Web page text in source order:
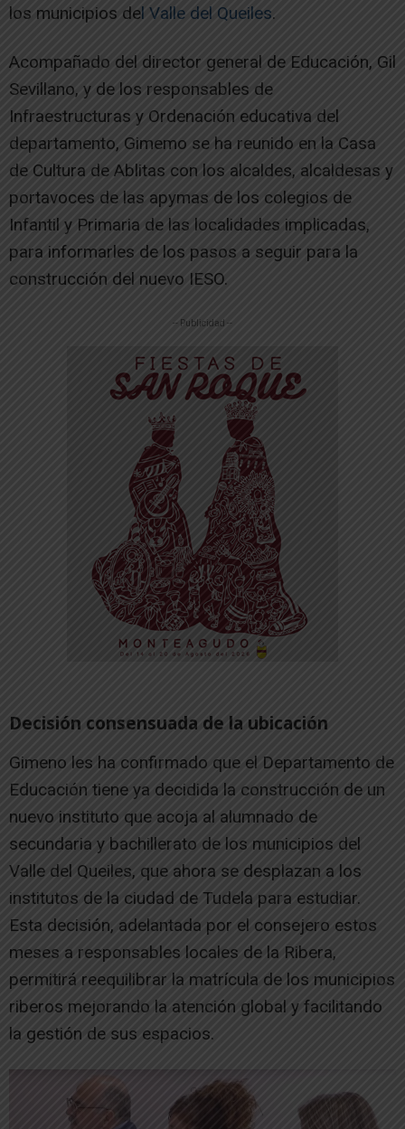
los municipios del Valle del Queiles.
Acompañado del director general de Educación, Gil
Sevillano, y de los responsables de
Infraestructuras y Ordenación educativa del
departamento, Gimemo se ha reunido en la Casa
de Cultura de Ablitas con los alcaldes, alcaldesas y
portavoces de las apymas de los colegios de
Infantil y Primaria de las localidades implicadas,
para informarles de los pasos a seguir para la
construcción del nuevo IESO.
-- Publicidad --
Decisión consensuada de la ubicación
Gimeno les ha confirmado que el Departamento de
Educación tiene ya decidida la construcción de un
nuevo instituto que acoja al alumnado de
secundaria y bachillerato de los municipios del
Valle del Queiles, que ahora se desplazan a los
institutos de la ciudad de Tudela para estudiar.
Esta decisión, adelantada por el consejero estos
meses a responsables locales de la Ribera,
permitirá reequilibrar la matrícula de los municipios
riberos mejorando la atención global y facilitando
la gestión de sus espacios.